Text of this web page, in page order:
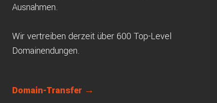
Ausnahmen.
Wir vertreiben derzeit über 600 Top-Level
Domainendungen.
Domain-Transfer →